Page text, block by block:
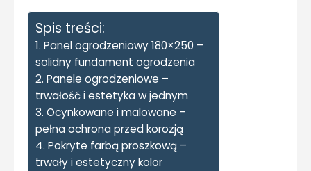
Spis treści:
Panel ogrodzeniowy 180×250 –
solidny fundament ogrodzenia
Panele ogrodzeniowe –
trwałość i estetyka w jednym
Ocynkowane i malowane –
pełna ochrona przed korozją
Pokryte farbą proszkową –
trwały i estetyczny kolor